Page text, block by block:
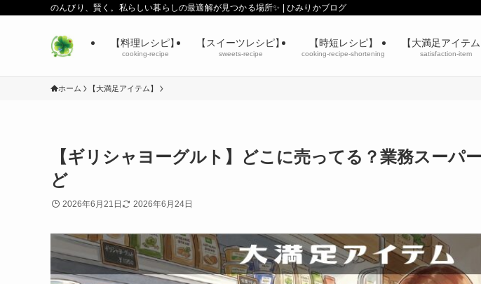
のんびり、賢く。私らしい暮らしの最適解が見つかる場所✨ | ひみりかブログ
【料理レシピ】
cooking-recipe
【スイーツレシピ】
sweets-recipe
【時短レシピ】
cooking-recipe-shortening
【大満足アイテ
satisfaction-item
ホーム 【大満足アイテム】
【ギリシャヨーグルト】どこに売ってる？業務スーパ
ど
2026年6月21日 2026年6月24日